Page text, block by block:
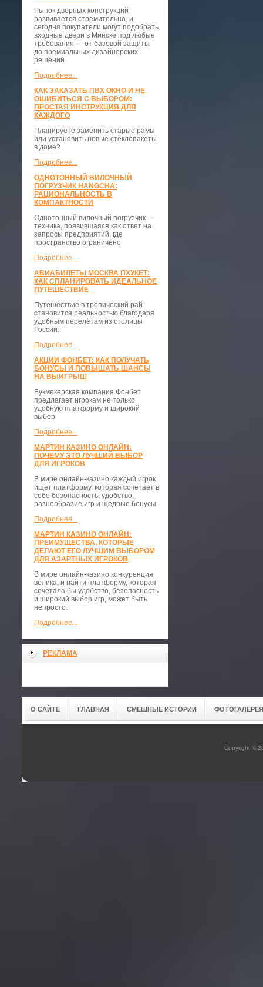
Рынок дверных конструкций
развивается стремительно, и
сегодня покупатели могут подобрать
входные двери в Минске под любые
требования — от базовой защиты
до премиальных дизайнерских
решений.
Подробнее...
КАК ЗАКАЗАТЬ ПВХ ОКНО И НЕ
ОШИБИТЬСЯ С ВЫБОРОМ:
ПРОСТАЯ ИНСТРУКЦИЯ ДЛЯ
КАЖДОГО
Планируете заменить старые рамы
или установить новые стеклопакеты
в доме?
Подробнее...
ОДНОТОННЫЙ ВИЛОЧНЫЙ
ПОГРУЗЧИК HANGCHA:
РАЦИОНАЛЬНОСТЬ В
КОМПАКТНОСТИ
​Однотонный вилочный погрузчик —
техника, появившаяся как ответ на
запросы предприятий, где
пространство ограничено
Подробнее...
АВИАБИЛЕТЫ МОСКВА ПХУКЕТ:
КАК СПЛАНИРОВАТЬ ИДЕАЛЬНОЕ
ПУТЕШЕСТВИЕ
Путешествие в тропический рай
становится реальностью благодаря
удобным перелётам из столицы
России.
Подробнее...
АКЦИИ ФОНБЕТ: КАК ПОЛУЧАТЬ
БОНУСЫ И ПОВЫШАТЬ ШАНСЫ
НА ВЫИГРЫШ
Букмекерская компания Фонбет
предлагает игрокам не только
удобную платформу и широкий
выбор
Подробнее...
МАРТИН КАЗИНО ОНЛАЙН:
ПОЧЕМУ ЭТО ЛУЧШИЙ ВЫБОР
ДЛЯ ИГРОКОВ
В мире онлайн-казино каждый игрок
ищет платформу, которая сочетает в
себе безопасность, удобство,
разнообразие игр и щедрые бонусы.
Подробнее...
МАРТИН КАЗИНО ОНЛАЙН:
ПРЕИМУЩЕСТВА, КОТОРЫЕ
ДЕЛАЮТ ЕГО ЛУЧШИМ ВЫБОРОМ
ДЛЯ АЗАРТНЫХ ИГРОКОВ
В мире онлайн-казино конкуренция
велика, и найти платформу, которая
сочетала бы удобство, безопасность
и широкий выбор игр, может быть
непросто.
Подробнее...
РЕКЛАМА
О САЙТЕ ГЛАВНАЯ СМЕШНЫЕ ИСТОРИИ ФОТОГАЛЕРЕЯ
Copyright ©